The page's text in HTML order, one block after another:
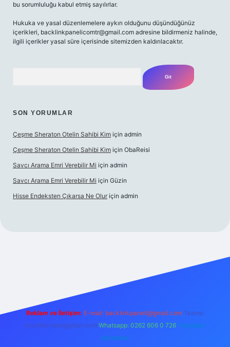
bu sorumluluğu kabul etmiş sayılırlar.
Hukuka ve yasal düzenlemelere aykırı olduğunu düşündüğünüz
içerikleri, backlinkpanelicomtr@gmail.com adresine bildirmeniz halinde,
ilgili içerikler yasal süre içerisinde sitemizden kaldırılacaktır.
SON YORUMLAR
Çeşme Sheraton Otelin Sahibi Kim için admin
Çeşme Sheraton Otelin Sahibi Kim için ObaReisi
Savcı Arama Emri Verebilir Mi için admin
Savcı Arama Emri Verebilir Mi için Güzin
Hisse Endeksten Çıkarsa Ne Olur için admin
Reklam ve İletişim: E-mail: backlinkpaneli@gmail.com Teams:
forumhizmeti@gmail.com Whatsapp: 0262 606 0 726 Telegram:
@karabul